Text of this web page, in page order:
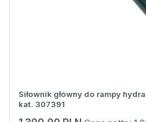
Siłownik główny do rampy
kat. 307391